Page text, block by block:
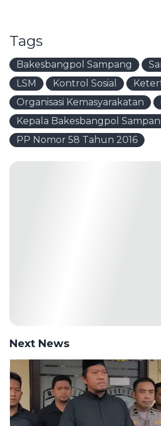
Tags
Bakesbangpol Sampang
LSM
Kontrol Sosial
Organisasi Kemasyarakatan
Kepala Bakesbangpol
PP Nomor 58 Tahun 2016
Next News